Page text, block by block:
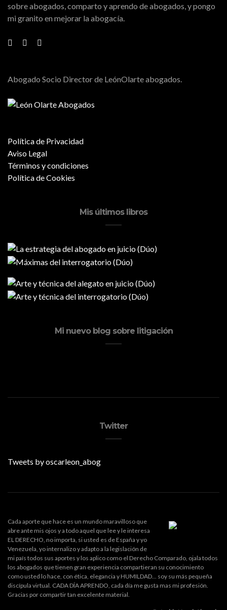
sobre abogados, comparto y aprendo de abogados, y pongo
mi granito en mejorar la abogacía.
Abogado Socio Director de LeónOlarte abogados.
Política de Privacidad
Aviso Legal
Términos y condiciones
Política de Cookies
Mis últimos libros
Mi nuevo blog sobre litigación
Twitter
Tweets by oscarleon_abog
Cada aporte que hace es un mundo maravilloso que
abre ante mis ojos y a todo aquel que lee y le interesa
EL DERECHO, no importa, si usted es de España y yo
Venezuela, yo internalizo y adapto a la legislación de
mi país todos sus aportes y los aplico como el Derecho Comparado, ojala todos
los abogados que tienen gran experiencia compartieran su conocimiento
como usted lo hace, con ética, elegancia y HUMILDAD... soy su más pequeña
discípula virtual. CADA DÍA APRENDO, cada día me gusta mas mi profesión.
Gracias por compartir tan excelente material.